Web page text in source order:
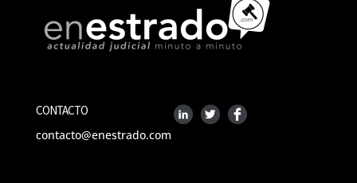
CONTACTO
contacto@enestrado.com